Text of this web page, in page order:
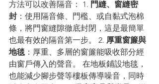
方法可以改善隔音： 1. 門縫、窗縫密
封 ：使用隔音條、門檻、或自黏式泡棉
條，將門窗縫隙徹底封閉，這是最簡單
也最有效的隔音第一步。 2. 厚重窗簾與
地毯：厚重、多層的窗簾能吸收部分經
由窗戶傳入的聲音。 在地板鋪設地毯，
也能減少腳步聲等樓板傳導噪音，同時